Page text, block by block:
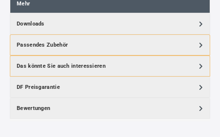
Mehr
Downloads
Passendes Zubehör
Das könnte Sie auch interessieren
DF Preisgarantie
Bewertungen